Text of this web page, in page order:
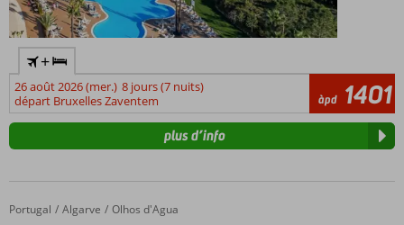
+
26 août 2026 (mer.) 8 jours (7 nuits)
départ Bruxelles Zaventem
àpd 1401
plus d’info
Accueil
Portugal Algarve Olhos d'Agua
PortoBay Falésia